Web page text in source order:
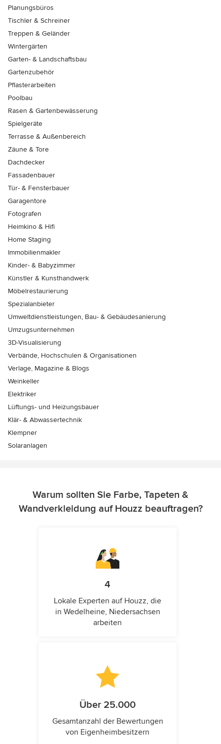
Planungsbüros
Tischler & Schreiner
Treppen & Geländer
Wintergärten
Garten- & Landschaftsbau
Gartenzubehör
Pflasterarbeiten
Poolbau
Rasen & Gartenbewässerung
Spielgeräte
Terrasse & Außenbereich
Zäune & Tore
Dachdecker
Fassadenbauer
Tür- & Fensterbauer
Garagentore
Fotografen
Heimkino & Hifi
Home Staging
Immobilienmakler
Kinder- & Babyzimmer
Künstler & Kunsthandwerk
Möbelrestaurierung
Spezialanbieter
Umweltdienstleistungen, Bau- & Gebäudesanierung
Umzugsunternehmen
3D-Visualisierung
Verbände, Hochschulen & Organisationen
Verlage, Magazine & Blogs
Weinkeller
Elektriker
Lüftungs- und Heizungsbauer
Klär- & Abwassertechnik
Klempner
Solaranlagen
Warum sollten Sie Farbe, Tapeten &
Wandverkleidung auf Houzz beauftragen?
4
Lokale Experten auf Houzz, die
in Wedelheine, Niedersachsen
arbeiten
Über 25.000
Gesamtanzahl der Bewertungen
von Eigenheimbesitzern